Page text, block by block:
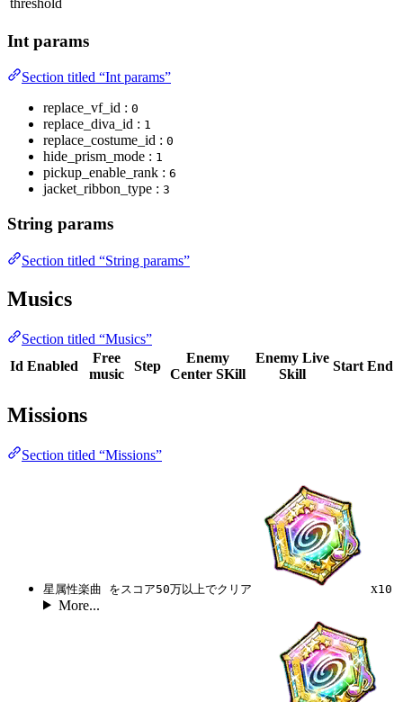
threshold
Int params
Section titled “Int params”
replace_vf_id : 0
replace_diva_id : 1
replace_costume_id : 0
hide_prism_mode : 1
pickup_enable_rank : 6
jacket_ribbon_type : 3
String params
Section titled “String params”
Musics
Section titled “Musics”
Id Enabled
Free
music
Step
Enemy
Center SKill
Enemy Live
Skill
Start End
Missions
Section titled “Missions”
星属性楽曲 をスコア50万以上でクリア x10
More...